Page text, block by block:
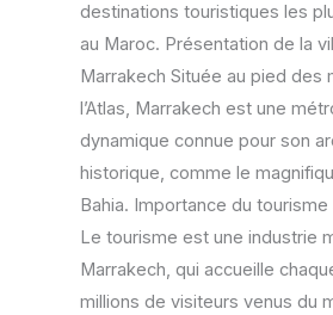
destinations touristiques les
au Maroc. Présentation de la
Marrakech Située au pied des
l’Atlas, Marrakech est une
dynamique connue pour son
historique, comme le
Bahia. Importance du tourisme
Le tourisme est une industrie
Marrakech, qui accueille
millions de visiteurs venus du